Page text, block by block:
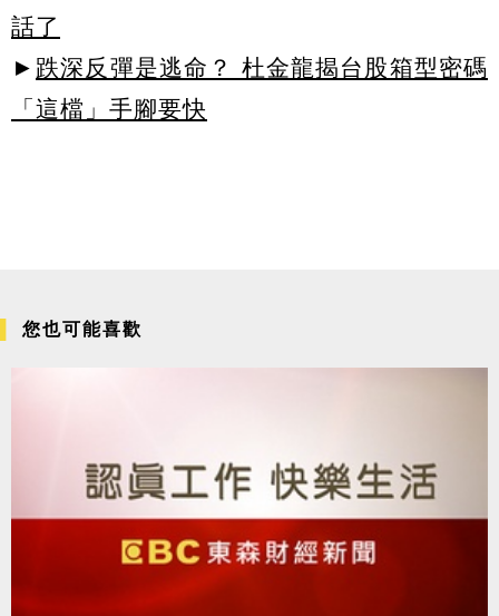
話了
► 跌深反彈是逃命？ 杜金龍揭台股箱型密碼
「這檔」手腳要快
您也可能喜歡